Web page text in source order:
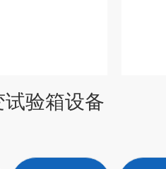
验箱设备